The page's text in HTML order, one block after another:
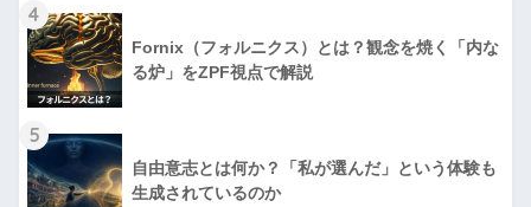
4
Fornix（フォルニクス）とは？観念を焼く「内な
る炉」をZPF視点で解説
5
自由意志とは何か？「私が選んだ」という体験も
生成されているのか